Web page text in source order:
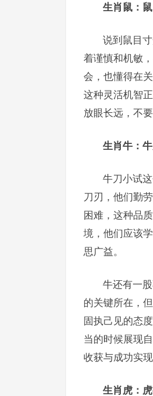
生肖鼠：
说到鼠目
着谨慎和机敏
会，也懂得在
这种灵活机智
放眼长远，不
生肖牛：
牛刀小试
刀刃，他们勤
困难，这种品
境，他们应该
思广益。
牛还有一
的关键所在，
固执己见的态
当的时候展现
收获与成功实
生肖虎：